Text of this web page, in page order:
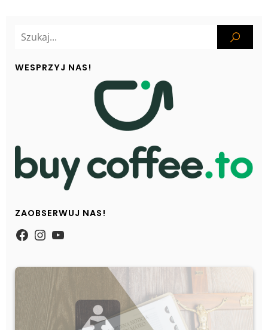
WESPRZYJ NAS!
ZAOBSERWUJ NAS!
https://www.facebook.com/
Instagram
YouTube